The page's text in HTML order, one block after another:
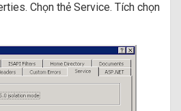
Chọn thẻ Service. Tích chọn